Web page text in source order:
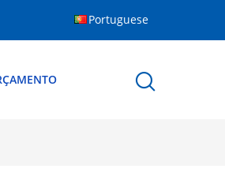
Portuguese